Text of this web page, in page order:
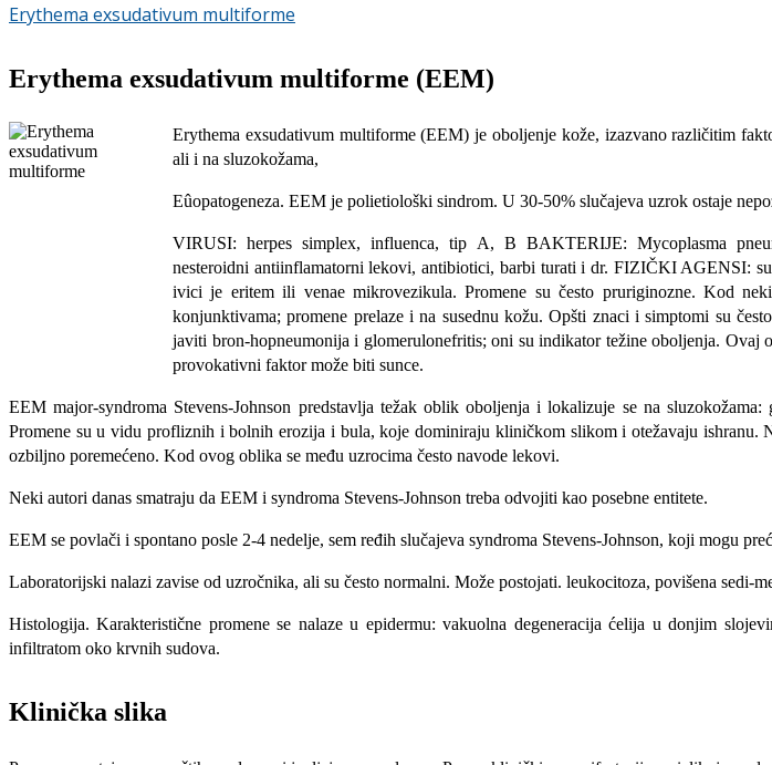
Erythema exsudativum multiforme
Erythema exsudativum multiforme (EEM)
Erythema exsudativum multiforme (EEM) je oboljenje kože, izazvano ra­zličitim
ali i na sluzokožama,
Eûopatogeneza. EEM je polietiološki sindrom. U 30-50% slučajeva uzrok os­taje
VIRUSI: herpes simplex, influenca, tip A, B BAKTERIJE: Mycoplasma
nesteroidni antiinflamatorni lekovi, antibiotici, barbi turati i dr. FIZIČKI AGENSI:
ivici je eritem ili ve­nae mikrovezikula. Promene su često pruriginozne. Kod
konjunktivama; promene prelaze i na susednu kožu. Opšti znaci i simptomi su
javiti bron-hopneumonija i glomerulonefritis; oni su indikator težine oboljenja.
provokativni faktor može biti sunce.
EEM major-syndroma Stevens-Jo­hnson predstavlja težak oblik oboljenja i lokalizuje se na
Promene su u vi­du profliznih i bolnih erozija i bula, ko­je dominiraju kliničkom slikom i ote­žavaju ishranu.
ozbiljno poremećeno. Kod ovog oblika se među uzrocima čes­to navode lekovi.
Neki autori danas smatraju da EEM i syndroma Stevens-Johnson treba od­vojiti kao posebne entitete.
EEM se povlači i spontano posle 2-4 nedelje, sem ređih slučajeva syndroma Stevens-Johnson, koji mogu
Laboratorijski nalazi zavise od uzročnika, ali su često normalni. Može postojati. leukocitoza, povišena sedi-
Histologija. Karakteristične promene se nalaze u epidermu: vakuolna degene­racija ćelija u donjim
infiltratom oko krvnih sudova.
Klinička slika